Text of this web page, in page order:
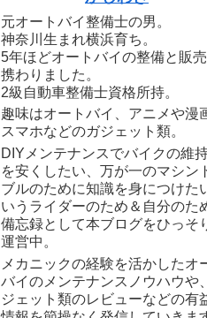
元オートバイ整備士の男。
神奈川生まれ横浜育ち。
5年ほどオートバイの整備と販
携わりました。
2級自動車整備士資格所持。
趣味はオートバイ、アニメや漫
スマホなどのガジェット類。
DIYメンテナンスでバイクの維
を安くしたい、万が一のマシン
ブルのために知識を身につけた
いうライダーのため＆自分のた
備忘録として本ブログをひっそ
運営中。
メカニックの経験を活かしたオ
バイのメンテナンスノウハウや
ジェット類のレビューなどの有